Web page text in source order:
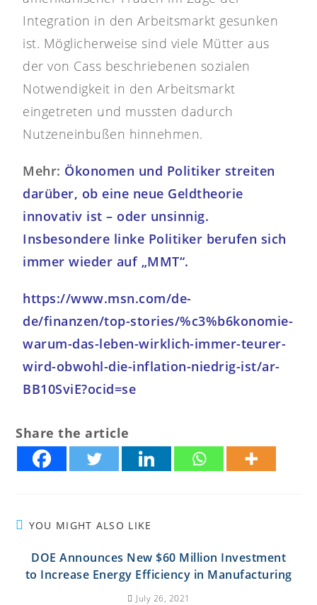
Integration in den Arbeitsmarkt gesunken
ist. Möglicherweise sind viele Mütter aus
der von Cass beschriebenen sozialen
Notwendigkeit in den Arbeitsmarkt
eingetreten und mussten dadurch
Nutzeneinbußen hinnehmen.
Mehr: Ökonomen und Politiker streiten
darüber, ob eine neue Geldtheorie
innovativ ist – oder unsinnig.
Insbesondere linke Politiker berufen sich
immer wieder auf „MMT“.
https://www.msn.com/de-
de/finanzen/top-stories/%c3%b6konomie-
warum-das-leben-wirklich-immer-teurer-
wird-obwohl-die-inflation-niedrig-ist/ar-
BB10SviE?ocid=se
Share the article
YOU MIGHT ALSO LIKE
DOE Announces New $60 Million Investment
to Increase Energy Efficiency in Manufacturing
July 26, 2021